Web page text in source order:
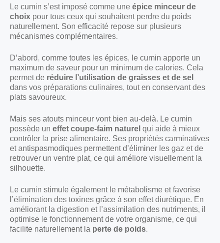
Le cumin s’est imposé comme une épice minceur de
choix pour tous ceux qui souhaitent perdre du poids
naturellement. Son efficacité repose sur plusieurs
mécanismes complémentaires.
D’abord, comme toutes les épices, le cumin apporte un
maximum de saveur pour un minimum de calories. Cela
permet de réduire l’utilisation de graisses et de sel
dans vos préparations culinaires, tout en conservant des
plats savoureux.
Mais ses atouts minceur vont bien au-delà. Le cumin
possède un effet coupe-faim naturel qui aide à mieux
contrôler la prise alimentaire. Ses propriétés carminatives
et antispasmodiques permettent d’éliminer les gaz et de
retrouver un ventre plat, ce qui améliore visuellement la
silhouette.
Le cumin stimule également le métabolisme et favorise
l’élimination des toxines grâce à son effet diurétique. En
améliorant la digestion et l’assimilation des nutriments, il
optimise le fonctionnement de votre organisme, ce qui
facilite naturellement la perte de poids.